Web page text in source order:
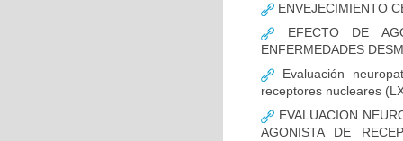
ENVEJECIMIENTO
EFECTO DE
ENFERMEDADES
Evaluación
receptores nucleares
EVALUACION
AGONISTA DE